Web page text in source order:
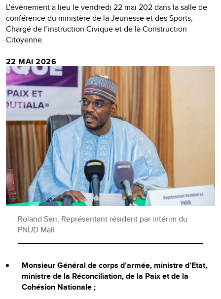
L'évènement a lieu le vendredi 22 mai 202 dans la salle de
conférence du ministère de la Jeunesse et des Sports,
Chargé de l’instruction Civique et de la Construction
Citoyenne.
22 MAI 2026
Roland Seri, Représentant résident par intérim du
PNUD Mali
Monsieur Général de corps d’armée, ministre d’Etat,
ministre de la Réconciliation, de la Paix et de la
Cohésion Nationale ;